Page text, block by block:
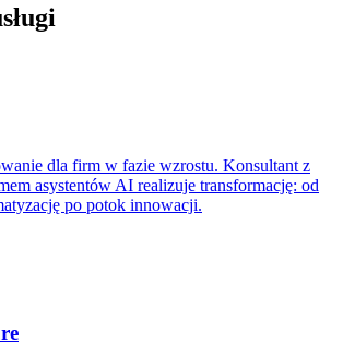
dla firm w fazie wzrostu. Konsultant z
asystentów AI realizuje transformację: od
po potok innowacji.